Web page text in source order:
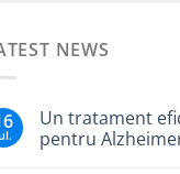
NEWS
Un tratament
pentru